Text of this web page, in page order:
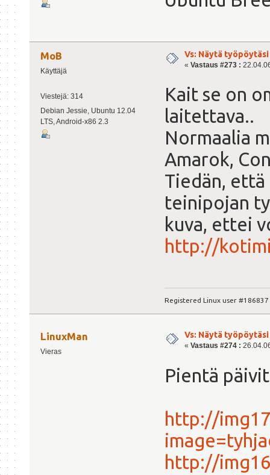
MoB
Käyttäjä
Viestejä: 314
Debian Jessie, Ubuntu 12.04
LTS, Android-x86 2.3
Vs: Näytä työpöytäsi
« Vastaus #273 :
Kait se on
laitettava..
Normaalia
Amarok,
Tiedän,
teinipojan
kuva, ettei
http://
Registered Linux user #186837
LinuxMan
Vieras
Vs: Näytä työpöytäsi
« Vastaus #274 :
Pientä
http://
http://